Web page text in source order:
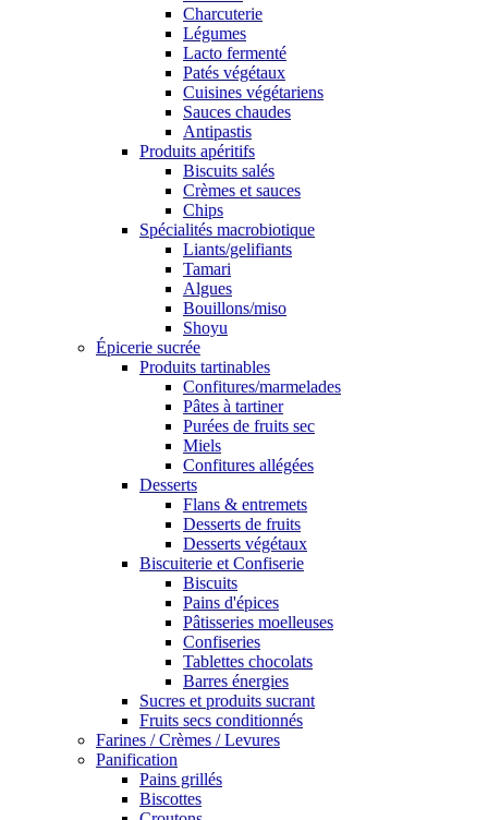
Charcuterie
Légumes
Lacto fermenté
Patés végétaux
Cuisines végétariens
Sauces chaudes
Antipastis
Produits apéritifs
Biscuits salés
Crèmes et sauces
Chips
Spécialités macrobiotique
Liants/gelifiants
Tamari
Algues
Bouillons/miso
Shoyu
Épicerie sucrée
Produits tartinables
Confitures/marmelades
Pâtes à tartiner
Purées de fruits sec
Miels
Confitures allégées
Desserts
Flans & entremets
Desserts de fruits
Desserts végétaux
Biscuiterie et Confiserie
Biscuits
Pains d'épices
Pâtisseries moelleuses
Confiseries
Tablettes chocolats
Barres énergies
Sucres et produits sucrant
Fruits secs conditionnés
Farines / Crèmes / Levures
Panification
Pains grillés
Biscottes